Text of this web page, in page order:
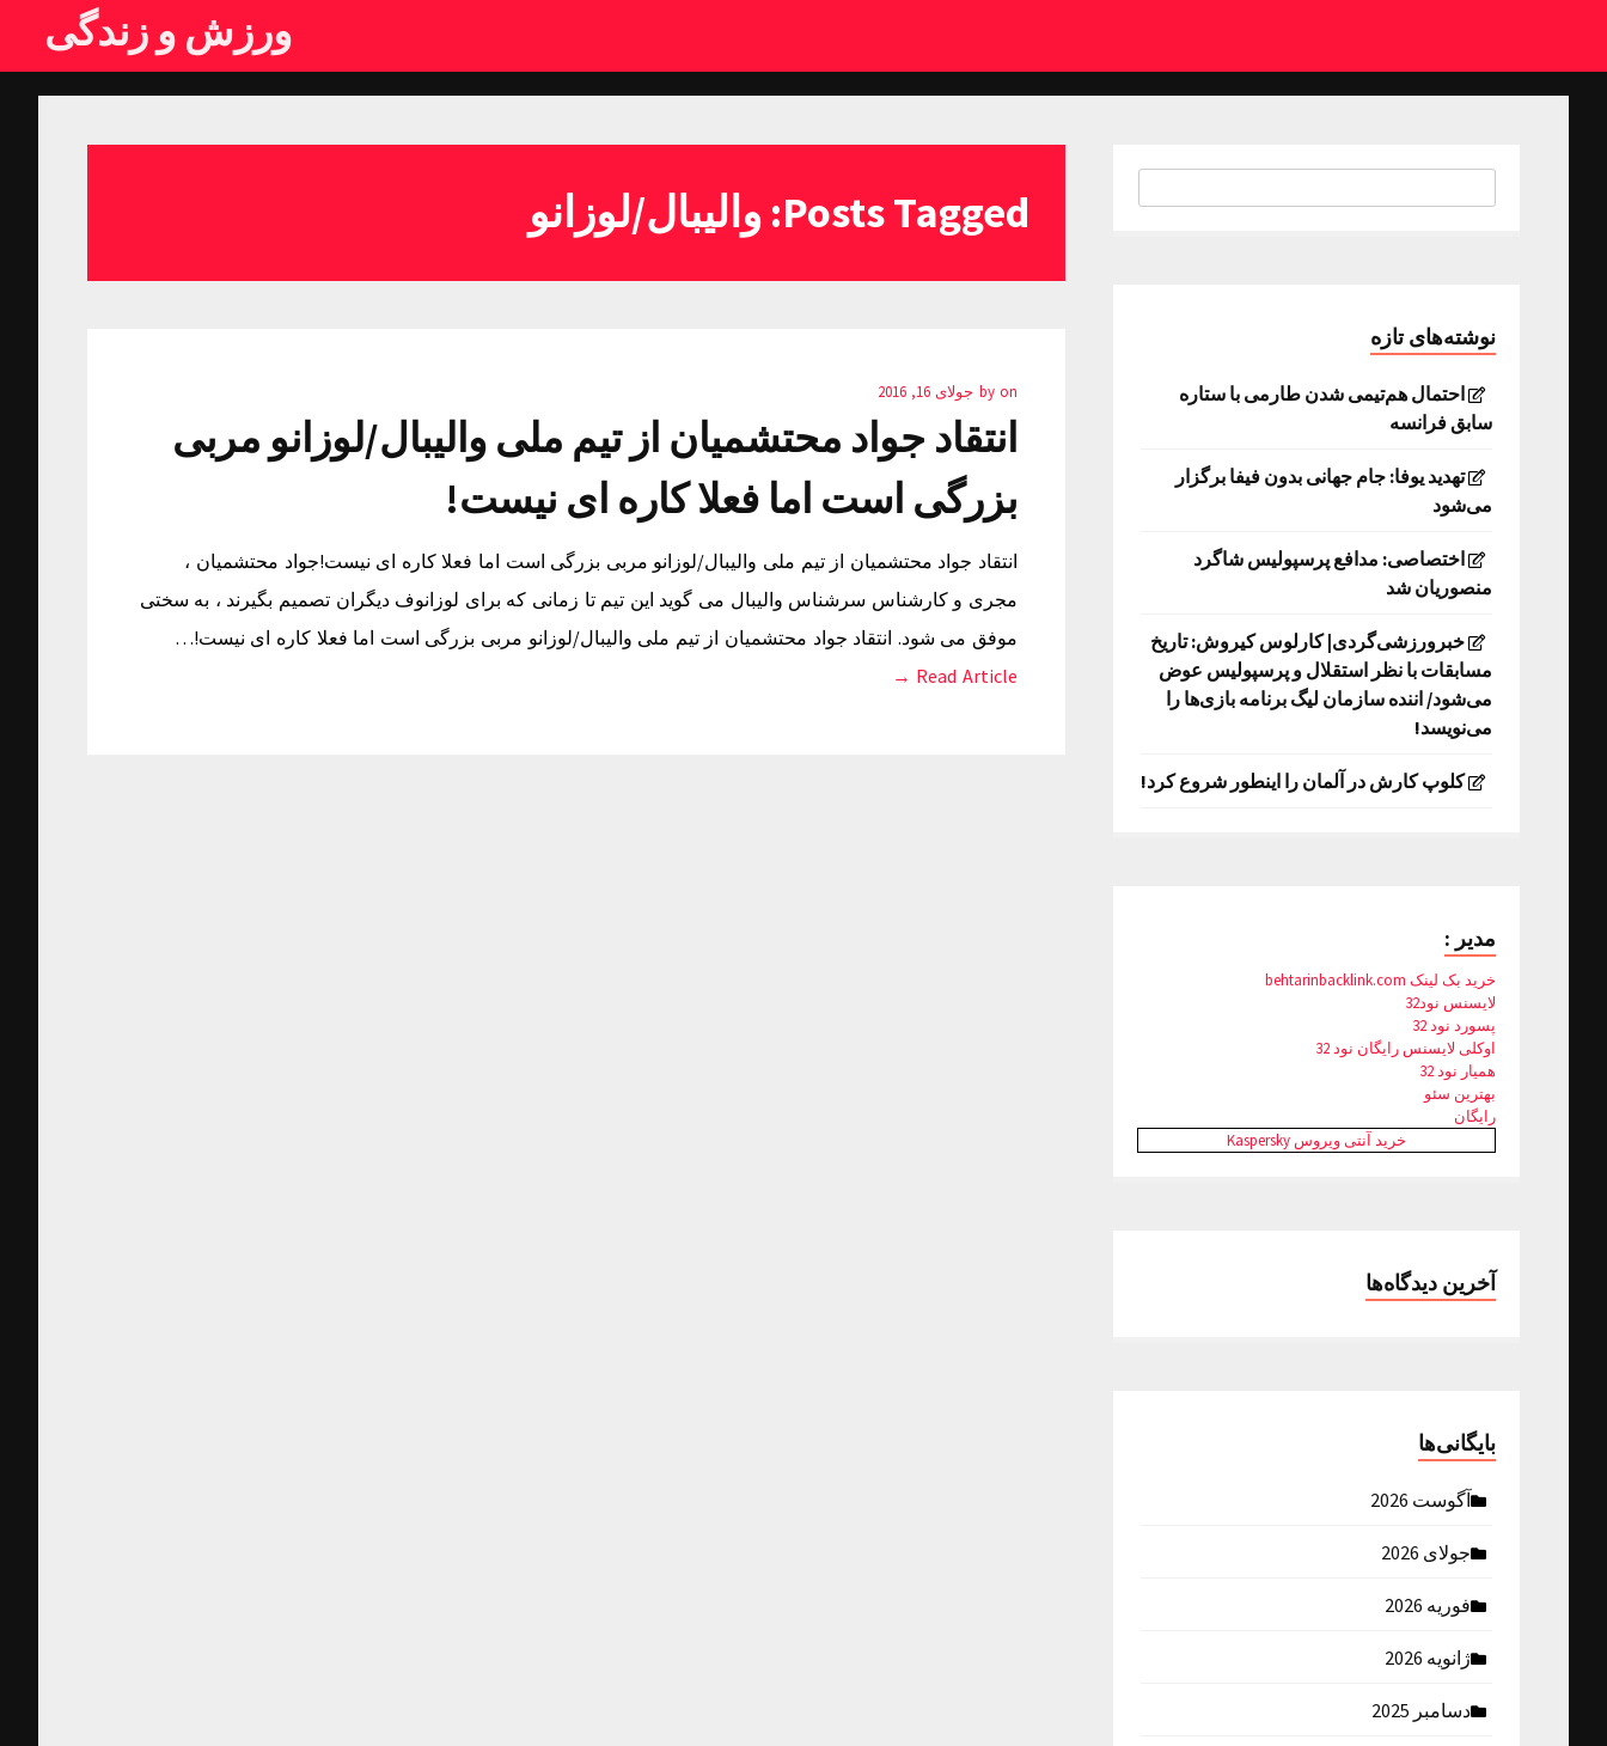
ورزش و زندگی
Posts Tagged: والیبال/لوزانو
by on جولای 16, 2016
انتقاد جواد محتشمیان از تیم ملی والیبال/لوزانو مربی
بزرگی است اما فعلا کاره ای نیست!
انتقاد جواد محتشمیان از تیم ملی والیبال/لوزانو مربی بزرگی است اما فعلا کاره ای نیست!جواد محتشمیان ،
مجری و کارشناس سرشناس والیبال می گوید این تیم تا زمانی که برای لوزانوف دیگران تصمیم بگیرند ، به سختی
موفق می شود. انتقاد جواد محتشمیان از تیم ملی والیبال/لوزانو مربی بزرگی است اما فعلا کاره ای نیست!…
Read Article →
نوشته‌های تازه
احتمال هم‌تیمی شدن طارمی با ستاره
سابق فرانسه
تهدید یوفا: جام جهانی بدون فیفا برگزار
می‌شود
اختصاصی: مدافع پرسپولیس شاگرد
منصوریان شد
خبرورزشی‌گردی| کارلوس کیروش: تاریخ
مسابقات با نظر استقلال و پرسپولیس عوض
می‌شود/ اننده سازمان لیگ برنامه بازی‌ها را
می‌نویسد!
کلوپ کارش در آلمان را اینطور شروع کرد!
مدیر :
خرید بک لینک behtarinbacklink.com
لایسنس نود32
پسورد نود 32
اوکلی لایسنس رایگان نود 32
همیار نود 32
بهترین سئو
رایگان
خرید آنتی ویروس Kaspersky
آخرین دیدگاه‌ها
بایگانی‌ها
آگوست 2026
جولای 2026
فوریه 2026
ژانویه 2026
دسامبر 2025